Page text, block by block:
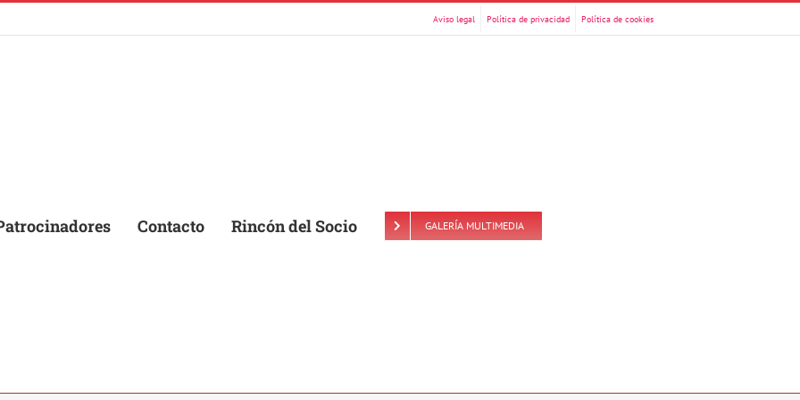
Aviso legal Política de privacidad Política de cookies
Contacto Rincón del Socio GALERÍA MULTIMEDIA